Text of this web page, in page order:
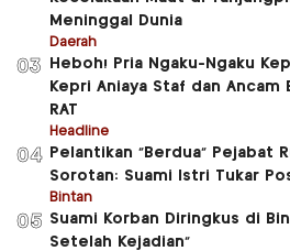
Meninggal Dunia
Daerah
03
Heboh! Pria Ngaku-Ngaku
Kepri Aniaya Staf dan Ancam
RAT
Headline
04
Pelantikan “Berdua” Pejabat
Sorotan: Suami Istri Tukar
Bintan
05 Suami Korban Diringkus di
Setelah Kejadian”